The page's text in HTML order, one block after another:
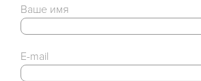
Ваше имя
E-mail